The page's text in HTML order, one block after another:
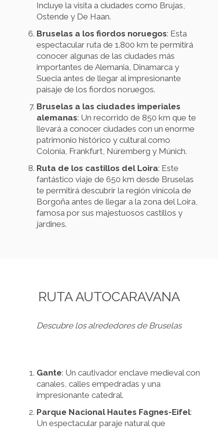
Incluye la visita a ciudades como Brujas,
Ostende y De Haan.
Bruselas a los fiordos noruegos: Esta
espectacular ruta de 1.800 km te permitirá
conocer algunas de las ciudades más
importantes de Alemania, Dinamarca y
Suecia antes de llegar al impresionante
paisaje de los fiordos noruegos.
Bruselas a las ciudades imperiales
alemanas: Un recorrido de 850 km que te
llevará a conocer ciudades con un enorme
patrimonio histórico y cultural como
Colonia, Frankfurt, Núremberg y Múnich.
Ruta de los castillos del Loira: Este
fantástico viaje de 650 km desde Bruselas
te permitirá descubrir la región vinícola de
Borgoña antes de llegar a la zona del Loira,
famosa por sus majestuosos castillos y
jardines.
RUTA AUTOCARAVANA
Descubre los alrededores de Bruselas
Gante: Un cautivador enclave medieval con
canales, calles empedradas y una
impresionante catedral.
Parque Nacional Hautes Fagnes-Eifel:
Un espectacular paraje natural que